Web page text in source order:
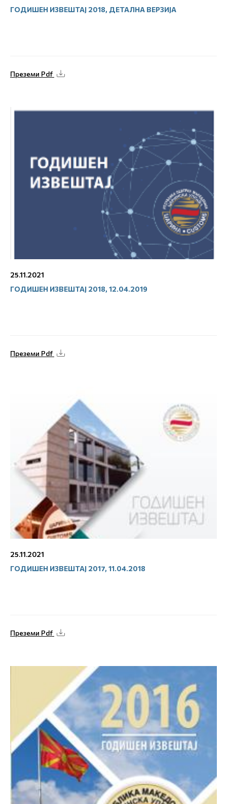
ГОДИШЕН ИЗВЕШТАЈ 2018, ДЕТАЛНА ВЕРЗИЈА
Преземи Pdf
25.11.2021
ГОДИШЕН ИЗВЕШТАЈ 2018, 12.04.2019
Преземи Pdf
25.11.2021
ГОДИШЕН ИЗВЕШТАЈ 2017, 11.04.2018
Преземи Pdf